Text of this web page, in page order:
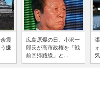
震
嫌
広島原爆の日、小沢一
郎氏が高市政権を「戦
前回帰路線」と...